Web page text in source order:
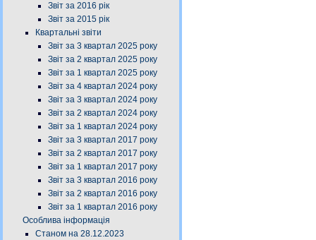
Звіт за 2016 рік
Звіт за 2015 рік
Квартальні звіти
Звіт за 3 квартал 2025 року
Звіт за 2 квартал 2025 року
Звіт за 1 квартал 2025 року
Звіт за 4 квартал 2024 року
Звіт за 3 квартал 2024 року
Звіт за 2 квартал 2024 року
Звіт за 1 квартал 2024 року
Звіт за 3 квартал 2017 року
Звіт за 2 квартал 2017 року
Звіт за 1 квартал 2017 року
Звіт за 3 квартал 2016 року
Звіт за 2 квартал 2016 року
Звіт за 1 квартал 2016 року
Особлива інформація
Станом на 28.12.2023